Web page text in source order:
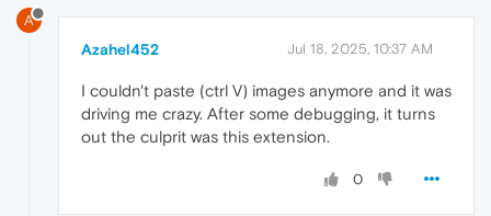
A
Azahel452 Jul 18, 2025, 10:37 AM
I couldn't paste (ctrl V) images anymore and it was
driving me crazy. After some debugging, it turns
out the culprit was this extension.
0